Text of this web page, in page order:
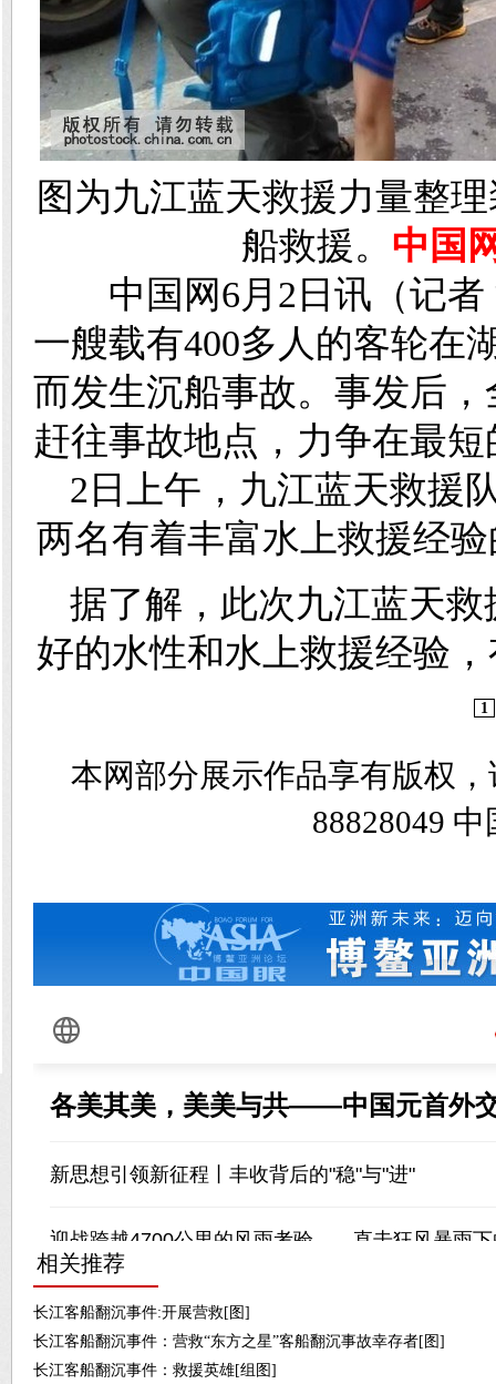
图为九江蓝天救援力量整
船救援。 中国
中国网6月2日讯（记者
一艘载有400多人的客轮在
而发生沉船事故。事发后
赶往事故地点，力争在最
2日上午，九江蓝天救援
两名有着丰富水上救援经
据了解，此次九江蓝天
好的水性和水上救援经验
1
本网部分展示作品享有版权
88828049
相关推荐
长江客船翻沉事件:开展营救[图]
长江客船翻沉事件：营救“东方之星”客船翻沉事故幸存者[图]
长江客船翻沉事件：救援英雄[组图]